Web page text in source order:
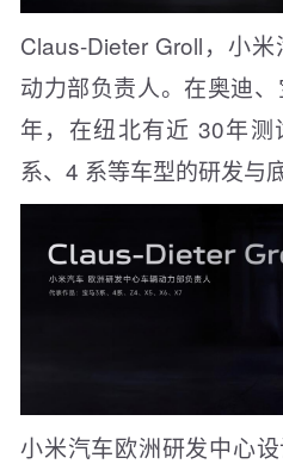
Claus-Dieter Groll，小
动力部负责人。在奥迪
年，在纽北有近 30年
系、4 系等车型的研发与
小米汽车欧洲研发中心设